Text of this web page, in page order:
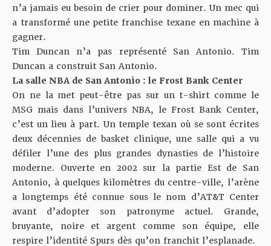
n’a jamais eu besoin de crier pour dominer. Un mec qui
a transformé une petite franchise texane en machine à
gagner.
Tim Duncan n’a pas représenté San Antonio. Tim
Duncan a construit San Antonio.
La salle NBA de San Antonio : le Frost Bank Center
On ne la met peut-être pas sur un t-shirt comme le
MSG mais dans l’univers NBA, le Frost Bank Center,
c’est un lieu à part. Un temple texan où se sont écrites
deux décennies de basket clinique, une salle qui a vu
défiler l’une des plus grandes dynasties de l’histoire
moderne. Ouverte en 2002 sur la partie Est de San
Antonio, à quelques kilomètres du centre-ville, l’arène
a longtemps été connue sous le nom d’AT&T Center
avant d’adopter son patronyme actuel. Grande,
bruyante, noire et argent comme son équipe, elle
respire l’identité Spurs dès qu’on franchit l’esplanade.